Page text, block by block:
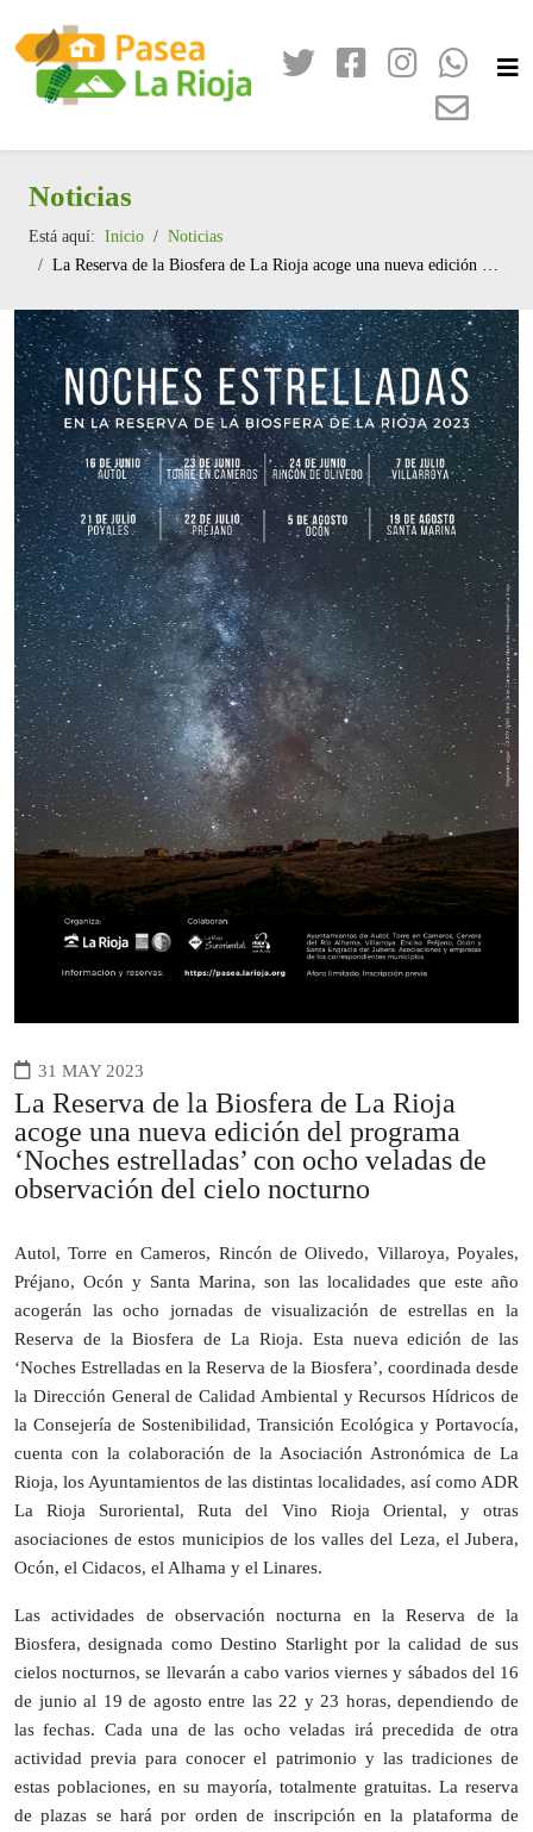
Noticias
Está aquí: Inicio
Noticias
La Reserva de la Biosfera de La Rioja acoge una nueva edición del programa ‘Noches estrelladas’ con ocho veladas de observación del cielo nocturno
31 MAY 2023
La Reserva de la Biosfera de La Rioja
acoge una nueva edición del programa
‘Noches estrelladas’ con ocho veladas de
observación del cielo nocturno
Autol, Torre en Cameros, Rincón de Olivedo, Villaroya, Poyales,
Préjano, Ocón y Santa Marina, son las localidades que este año
acogerán las ocho jornadas de visualización de estrellas en la
Reserva de la Biosfera de La Rioja. Esta nueva edición de las
‘Noches Estrelladas en la Reserva de la Biosfera’, coordinada desde
la Dirección General de Calidad Ambiental y Recursos Hídricos de
la Consejería de Sostenibilidad, Transición Ecológica y Portavocía,
cuenta con la colaboración de la Asociación Astronómica de La
Rioja, los Ayuntamientos de las distintas localidades, así como ADR
La Rioja Suroriental, Ruta del Vino Rioja Oriental, y otras
asociaciones de estos municipios de los valles del Leza, el Jubera,
Ocón, el Cidacos, el Alhama y el Linares.
Las actividades de observación nocturna en la Reserva de la
Biosfera, designada como Destino Starlight por la calidad de sus
cielos nocturnos, se llevarán a cabo varios viernes y sábados del 16
de junio al 19 de agosto entre las 22 y 23 horas, dependiendo de
las fechas. Cada una de las ocho veladas irá precedida de otra
actividad previa para conocer el patrimonio y las tradiciones de
estas poblaciones, en su mayoría, totalmente gratuitas. La reserva
de plazas se hará por orden de inscripción en la plataforma de